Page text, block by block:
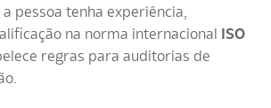
pessoa tenha experiência,
na norma internacional ISO
regras para auditorias de